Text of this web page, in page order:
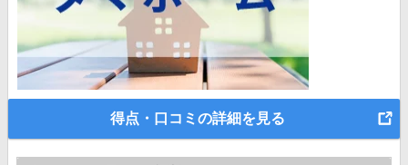
得点・口コミの詳細を見る